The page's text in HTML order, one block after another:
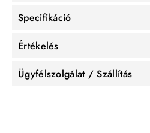
Specifikáció
Értékelés
Ügyfélszolgálat / Szállítás